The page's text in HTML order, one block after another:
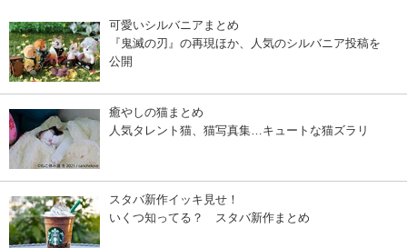
可愛いシルバニアまとめ
『鬼滅の刃』の再現ほか、人気のシルバニア投稿を
公開
癒やしの猫まとめ
人気タレント猫、猫写真集…キュートな猫ズラリ
スタバ新作イッキ見せ！
いくつ知ってる？ スタバ新作まとめ